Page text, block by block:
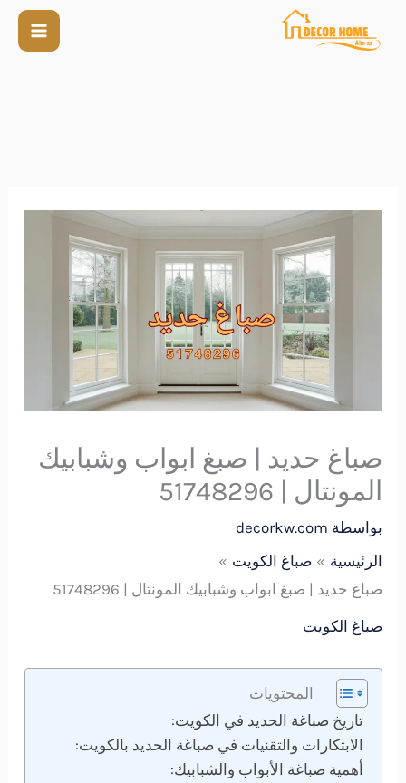
صباغ حديد | صبغ ابواب وشبابيك
المونتال | 51748296
بواسطة decorkw.com
الرئيسية
صباغ الكويت
صباغ حديد | صبغ ابواب وشبابيك المونتال | 51748296
صباغ الكويت
المحتويات
تاريخ صباغة الحديد في الكويت:
الابتكارات والتقنيات في صباغة الحديد بالكويت:
أهمية صباغة الأبواب والشبابيك: